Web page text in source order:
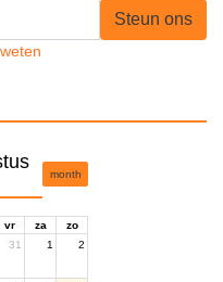
Steun ons
month
vr za
zo
31 1 2